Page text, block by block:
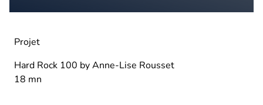
Projet
Hard Rock 100 by Anne-Lise Rousset
18 mn